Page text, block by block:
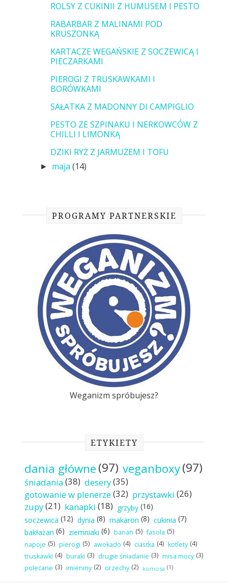
ROLSY Z CUKINII Z HUMUSEM I PESTO
RABARBAR Z MALINAMI POD
KRUSZONKĄ
KARTACZE WEGAŃSKIE Z SOCZEWICĄ I
PIECZARKAMI
PIEROGI Z TRUSKAWKAMI I
BORÓWKAMI
SAŁATKA Z MADONNY DI CAMPIGLIO
PESTO ZE SZPINAKU I NERKOWCÓW Z
CHILLI I LIMONKĄ
DZIKI RYŻ Z JARMUŻEM I TOFU
► maja(14)
PROGRAMY PARTNERSKIE
Weganizm spróbujesz?
ETYKIETY
dania główne(97) veganboxy(97)
śniadania(38) desery(35)
gotowanie w plenerze(32) przystawki (26)
zupy(21) kanapki (18) grzyby (16)
soczewica (12) dynia (8) makaron (8) cukinia (7)
bakłażan (6) ziemniaki (6) banan (5) fasola (5)
napoje (5) pierogi (5) awokado (4) ciastka (4) kotlety (4)
truskawki (4) buraki (3) drugie śniadanie (3) misa mocy (3)
polecane (3) imieniny (2) orzechy (2) komosa (1)